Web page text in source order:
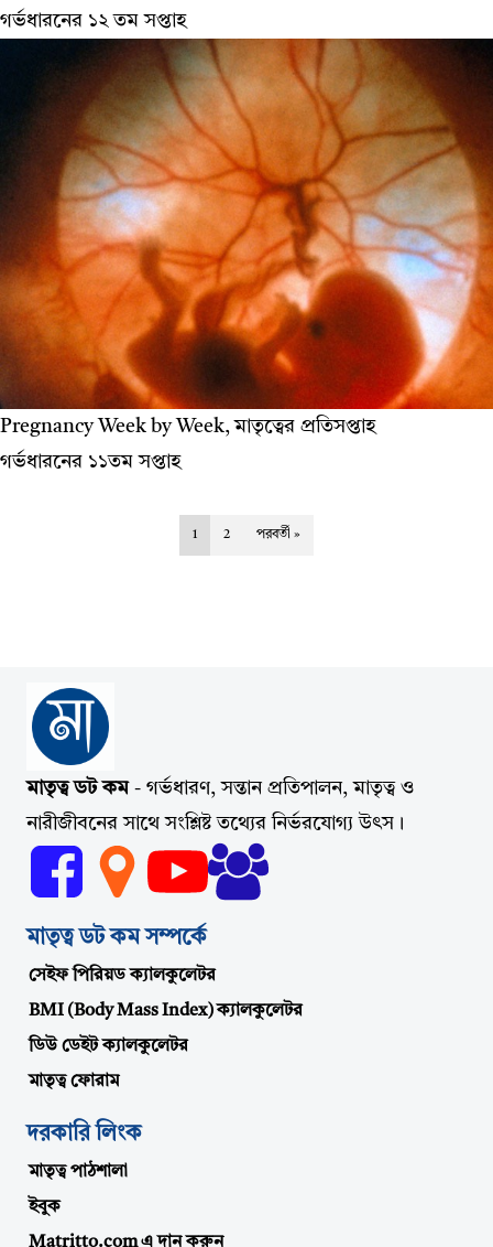
গর্ভধারনের ১২ তম সপ্তাহ
Pregnancy Week by Week, মাতৃত্বের প্রতিসপ্তাহ
গর্ভধারনের ১১তম সপ্তাহ
1 2 পরবর্তী »
মাতৃত্ব ডট কম- গর্ভধারণ, সন্তান প্রতিপালন, মাতৃত্ব ও
নারীজীবনের সাথে সংশ্লিষ্ট তথ্যের নির্ভরযোগ্য উৎস।
মাতৃত্ব ডট কম সম্পর্কে
সেইফ পিরিয়ড ক্যালকুলেটর
BMI (Body Mass Index) ক্যালকুলেটর
ডিউ ডেইট ক্যালকুলেটর
মাতৃত্ব ফোরাম
দরকারি লিংক
মাতৃত্ব পাঠশালা
ইবুক
Matritto.com এ দান করুন